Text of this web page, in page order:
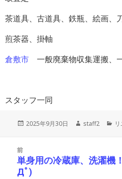
茶道具、古道具、鉄瓶、絵画、
煎茶器、掛軸
倉敷市 一般廃棄物収集運搬、
スタッフ一同
投
2025年9月30日
作
staff2
カ
ー
前
前
の
単身用の冷蔵庫、洗濯機
Дﾟ)